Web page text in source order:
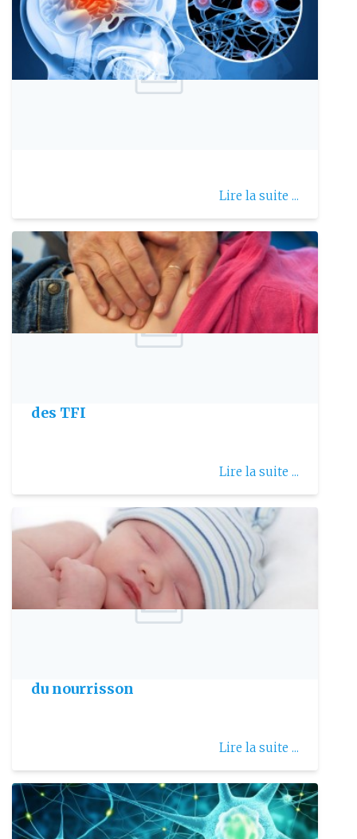
Lire la suite ...
des TFI
Lire la suite ...
du nourrisson
Lire la suite ...